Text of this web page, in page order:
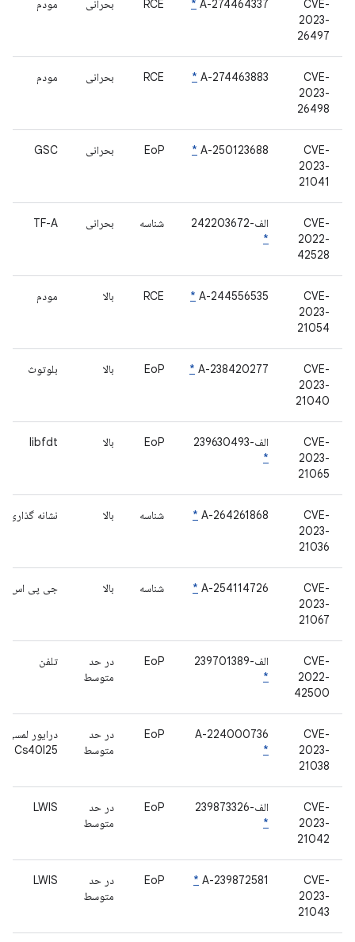
CVE-
2023-
26497
A-274464337
*
RCE بحرانی مودم
CVE-
2023-
26498
A-274463883
*
RCE بحرانی مودم
CVE-
2023-
21041
A-250123688
*
EoP بحرانی GSC
CVE-
2022-
42528
الف-242203672
*
شناسه بحرانی TF-A
CVE-
2023-
21054
A-244556535
*
RCE بالا مودم
CVE-
2023-
21040
A-238420277
*
EoP بالا بلوتوث
CVE-
2023-
21065
الف-239630493
*
EoP بالا libfdt
CVE-
2023-
21036
A-264261868
* شناسه بالا نشانه گذاری
CVE-
2023-
21067
A-254114726
* شناسه بالا جی پی اس
CVE-
2022-
42500
الف-239701389
*
EoP
در حد
متوسط
تلفن
CVE-
2023-
21038
A-224000736
*
EoP
در حد
متوسط
درایور لمسی
Cs40l25
CVE-
2023-
21042
الف-239873326
*
EoP
در حد
متوسط
LWIS
CVE-
2023-
21043
A-239872581
*
EoP
در حد
متوسط
LWIS